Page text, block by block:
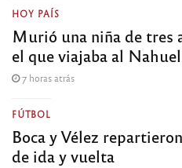
HOY PAÍS
Murió una niña de tres
el que viajaba al
7 horas atrás
FÚTBOL
Boca y Vélez
de ida y vuelta